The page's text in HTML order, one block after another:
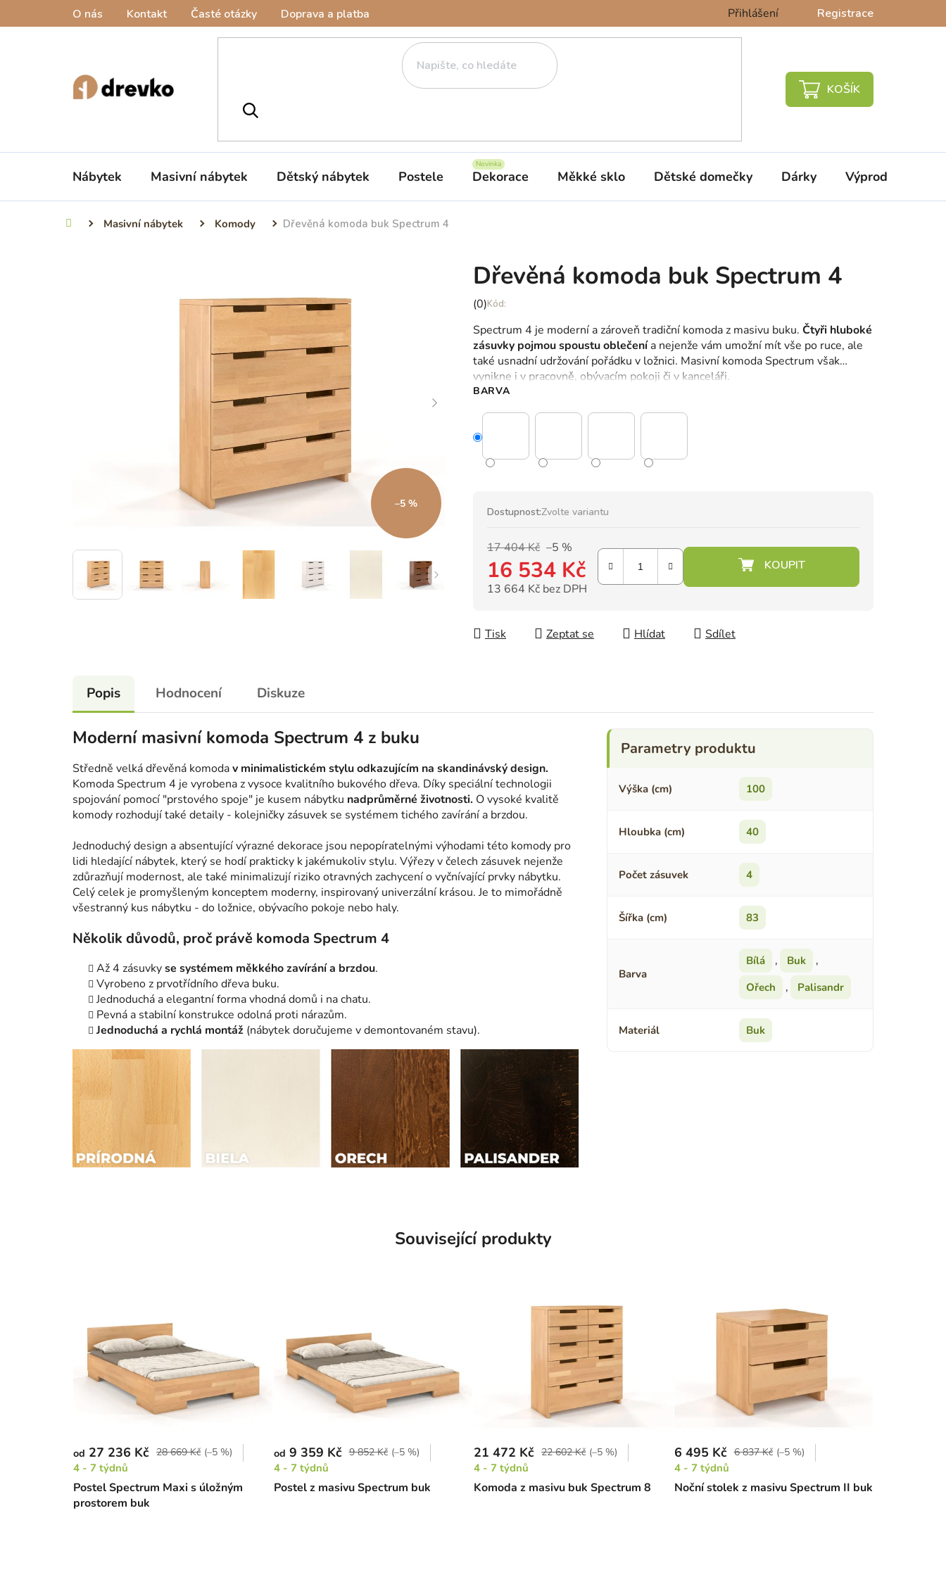
O nás Kontakt Časté otázky Doprava a platba Přihlášení Registrace
NÁKUPNÍ
Nábytek Masivní nábytek Dětský nábytek Postele Dekorace Měkké sklo Dětské domečky Dárky Výprodej %
Domů Masivní nábytek Komody Dřevěná komoda buk Spectrum 4
Dřevěná komoda buk Spectrum 4
Průměrné
produktu
je
0,0
z
5
hvězdiček.
(0)
Spectrum 4 je moderní a zároveň tradiční komoda z masivu buku. Čtyři hluboké
zásuvky pojmou spoustu oblečenía nejenže vám umožní mít vše po ruce, ale
také usnadní udržování pořádku v ložnici. Masivní komoda Spectrum však
vynikne i v pracovně, obývacím pokoji či v kanceláři.
BARVA
Dostupnost:Zvolte variantu
17 404 Kč –5 %
16 534 Kč
13 664 Kč bez DPH
Tisk
Zeptat se Hlídat Sdílet
–5 %
Popis Hodnocení Diskuze
Moderní masivní komoda Spectrum 4 z buku
Středně velká dřevěná komodav minimalistickém stylu odkazujícím na skandinávský design.
Komoda Spectrum 4 je vyrobena z vysoce kvalitního bukového dřeva. Díky speciální technologii
spojování pomocí "prstového spoje" je kusem nábytku nadprůměrné životnosti. O vysoké kvalitě
komody rozhodují také detaily - kolejničky zásuvek se systémem tichého zavírání a brzdou.
Jednoduchý design a absentující výrazné dekorace jsou nepopíratelnými výhodami této komody pro
lidi hledající nábytek, který se hodí prakticky k jakémukoliv stylu. Výřezy v čelech zásuvek nejenže
zdůrazňují modernost, ale také minimalizují riziko otravných zachycení o vyčnívající prvky nábytku.
Celý celek je promyšleným konceptem moderny, inspirovaný univerzální krásou. Je to mimořádně
všestranný kus nábytku - do ložnice, obývacího pokoje nebo haly.
Několik důvodů, proč právě komoda Spectrum 4
Až 4 zásuvkyse systémem měkkého zavírání a brzdou.
Vyrobeno z prvotřídního dřeva buku.
Jednoduchá a elegantní forma vhodná domů i na chatu.
Pevná a stabilní konstrukce odolná proti nárazům.
Jednoduchá a rychlá montáž (nábytek doručujeme v demontovaném stavu).
Výška (cm) 100
Hloubka (cm) 40
Počet zásuvek 4
Šířka (cm) 83
Barva
Bílá , Buk
,
Ořech
, Palisandr
Materiál Buk
Související produkty
Postel Spectrum Maxi s úložným
prostorem buk
od 27 236 Kč 28 669 Kč (–5 %)
4 - 7 týdnů
Postel z masivu Spectrum buk
od 9 359 Kč 9 852 Kč (–5 %)
4 - 7 týdnů
Komoda z masivu buk Spectrum 8
21 472 Kč 22 602 Kč (–5 %)
4 - 7 týdnů
Noční stolek z masivu Spectrum II buk
6 495 Kč 6 837 Kč (–5 %)
4 - 7 týdnů